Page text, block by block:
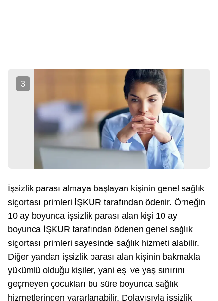
3
İşsizlik parası almaya başlayan kişinin genel sağlık
sigortası primleri İŞKUR tarafından ödenir. Örneğin
10 ay boyunca işsizlik parası alan kişi 10 ay
boyunca İŞKUR tarafından ödenen genel sağlık
sigortası primleri sayesinde sağlık hizmeti alabilir.
Diğer yandan işsizlik parası alan kişinin bakmakla
yükümlü olduğu kişiler, yani eşi ve yaş sınırını
geçmeyen çocukları bu süre boyunca sağlık
hizmetlerinden yararlanabilir. Dolayısıyla işsizlik